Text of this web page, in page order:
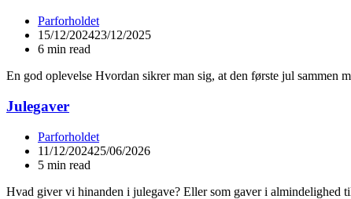
Parforholdet
15/12/202423/12/2025
6 min read
En god oplevelse Hvordan sikrer man sig, at den første jul
Julegaver
Parforholdet
11/12/202425/06/2026
5 min read
Hvad giver vi hinanden i julegave? Eller som gaver i almindelighed